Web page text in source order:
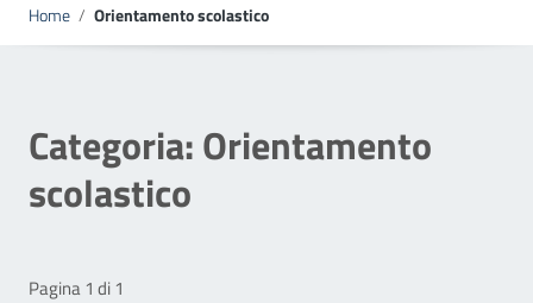
Home / Orientamento scolastico
Categoria:Orientamento
scolastico
Pagina 1 di 1